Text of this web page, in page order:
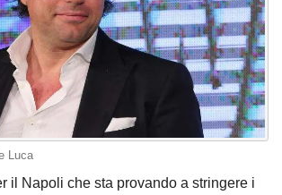
Luca
il Napoli che sta provando a stringere i